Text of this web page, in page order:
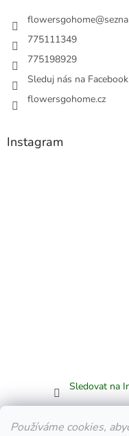
Používáme cookies,
flowersgohome@
775111349
775198929
Sleduj nás na
flowersgohome.cz
Instagram
Sledovat na
Facebook